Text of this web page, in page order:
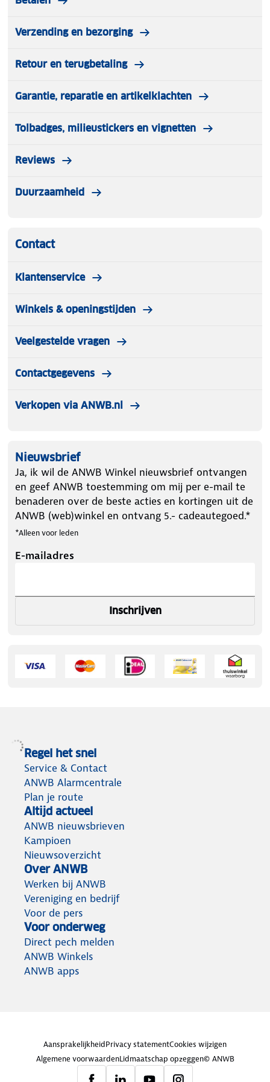
Verzending en bezorging
Retour en terugbetaling
Garantie, reparatie en artikelklachten
Tolbadges, milieustickers en vignetten
Reviews
Duurzaamheid
Contact
Klantenservice
Winkels & openingstijden
Veelgestelde vragen
Contactgegevens
Verkopen via ANWB.nl
Nieuwsbrief
Ja, ik wil de ANWB Winkel nieuwsbrief ontvangen
en geef ANWB toestemming om mij per e-mail te
benaderen over de beste acties en kortingen uit de
ANWB (web)winkel en ontvang 5.- cadeautegoed.*
*Alleen voor leden
E-mailadres
Inschrijven
Regel het snel
Service & Contact
ANWB Alarmcentrale
Plan je route
Altijd actueel
ANWB nieuwsbrieven
Kampioen
Nieuwsoverzicht
Over ANWB
Werken bij ANWB
Vereniging en bedrijf
Voor de pers
Voor onderweg
Direct pech melden
ANWB Winkels
ANWB apps
AansprakelijkheidPrivacy statementCookies wijzigen
Algemene voorwaardenLidmaatschap opzeggen© ANWB